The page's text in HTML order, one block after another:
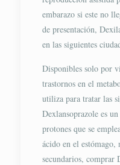
embarazo si este no
de presentación,
en las siguientes
Disponibles solo por
trastornos en el
utiliza para tratar las
Dexlansoprazole es
protones que se
ácido en el estómago,
secundarios, comprar